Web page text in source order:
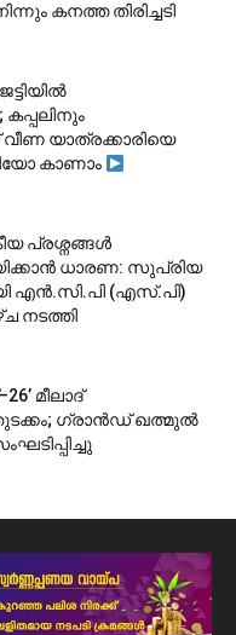
കനത്ത തിരിച്ചടി
കപ്പലിനും
വീണ യാത്രക്കാരിയെ
കാണാം
പ്രശ്നങ്ങൾ
ധാരണ: സുപ്രിയ
എൻ.സി.പി (എസ്.പി)
നടത്തി
മീലാദ്
ഗ്രാൻഡ് ഖത്മുൽ